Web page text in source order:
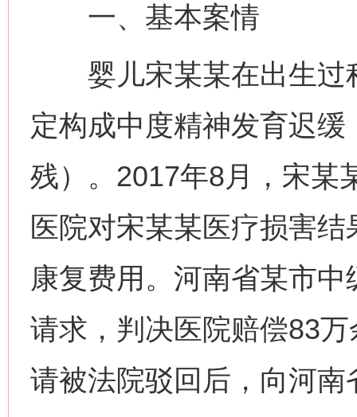
一、基本案情
婴儿宋某某在出生过
定构成中度精神发育迟
残）。2017年8月，宋某
医院对宋某某医疗损害
康复费用。河南省某市
请求，判决医院赔偿83
请被法院驳回后，向河